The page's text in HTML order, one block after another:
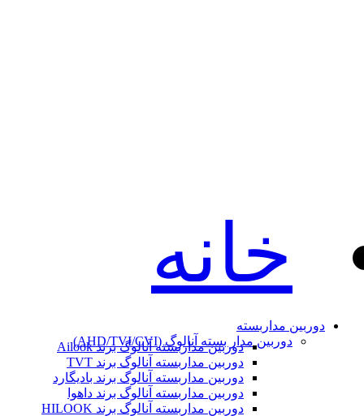
خانه
دوربین مداربسته
دوربین مدار بسته آنالوگ (AHD/TVI/CVI)
دوربین مداربسته آنالوگ برند Ailook
دوربین مداربسته آنالوگ برند TVT
دوربین مداربسته آنالوگ برند بادیگارد
دوربین مداربسته آنالوگ برند داهوا
دوربین مداربسته آنالوگ برند HILOOK